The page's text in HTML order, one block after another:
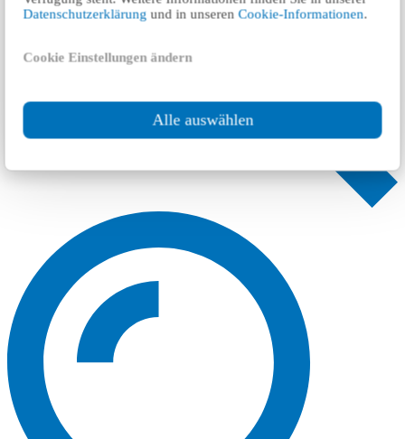
Datenschutzerklärung und in unserenCookie-Informationen.
Cookie Einstellungen ändern
Alle auswählen